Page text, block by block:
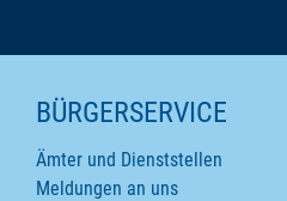
SEITENINHALTE
BÜRGERSERVICE
Ämter und Dienststellen
Meldungen an uns